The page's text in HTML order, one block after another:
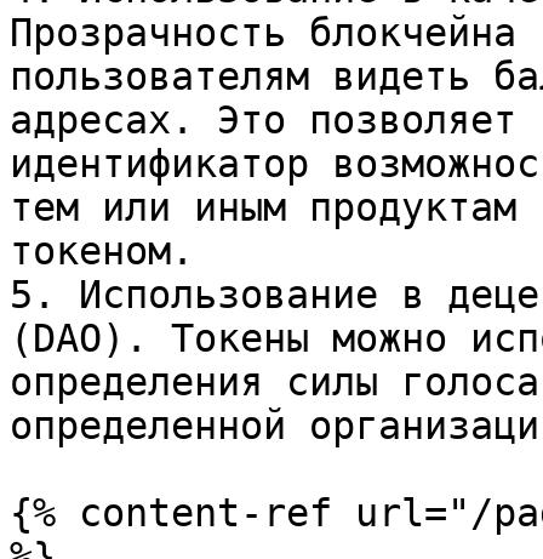
Прозрачность блокчейна
пользователям видеть
адресах. Это позволяет
идентификатор
тем или иным продуктам
токеном.
5. Использование в
(DAO). Токены можно
определения силы
определенной
{% content-ref url="/